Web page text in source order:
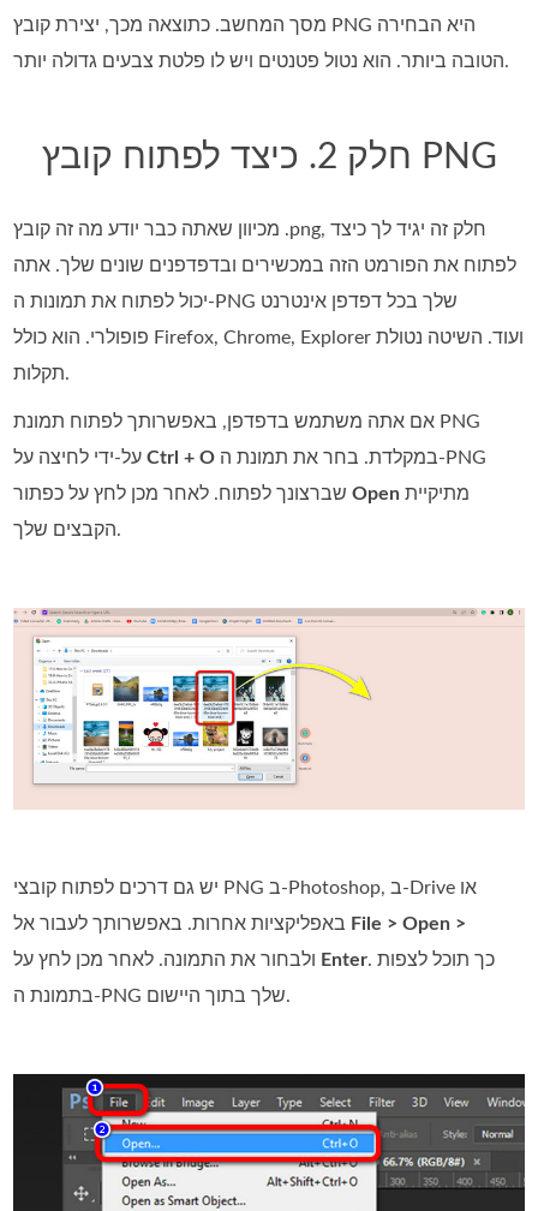
מסך המחשב. כתוצאה מכך, יצירת קובץ PNG היא הבחירה
הטובה ביותר. הוא נטול פטנטים ויש לו פלטת צבעים גדולה יותר.
חלק 2. כיצד לפתוח קובץ PNG
מכיוון שאתה כבר יודע מה זה קובץ .png, חלק זה יגיד לך כיצד
לפתוח את הפורמט הזה במכשירים ובדפדפנים שונים שלך. אתה
יכול לפתוח את תמונות ה-PNG שלך בכל דפדפן אינטרנט
פופולרי. הוא כולל Firefox, Chrome, Explorer ועוד. השיטה נטולת
תקלות.
אם אתה משתמש בדפדפן, באפשרותך לפתוח תמונת PNG
על‑ידי לחיצה עלCtrl + O
שברצונך לפתוח. לאחר מכן לחץ על כפתורOpen מתיקיית
הקבצים שלך.
יש גם דרכים לפתוח קובצי PNG ב‑Photoshop, ב‑Drive או
File > Open >
Enter. כך תוכל לצפות
בתמונת ה‑PNG שלך בתוך היישום.